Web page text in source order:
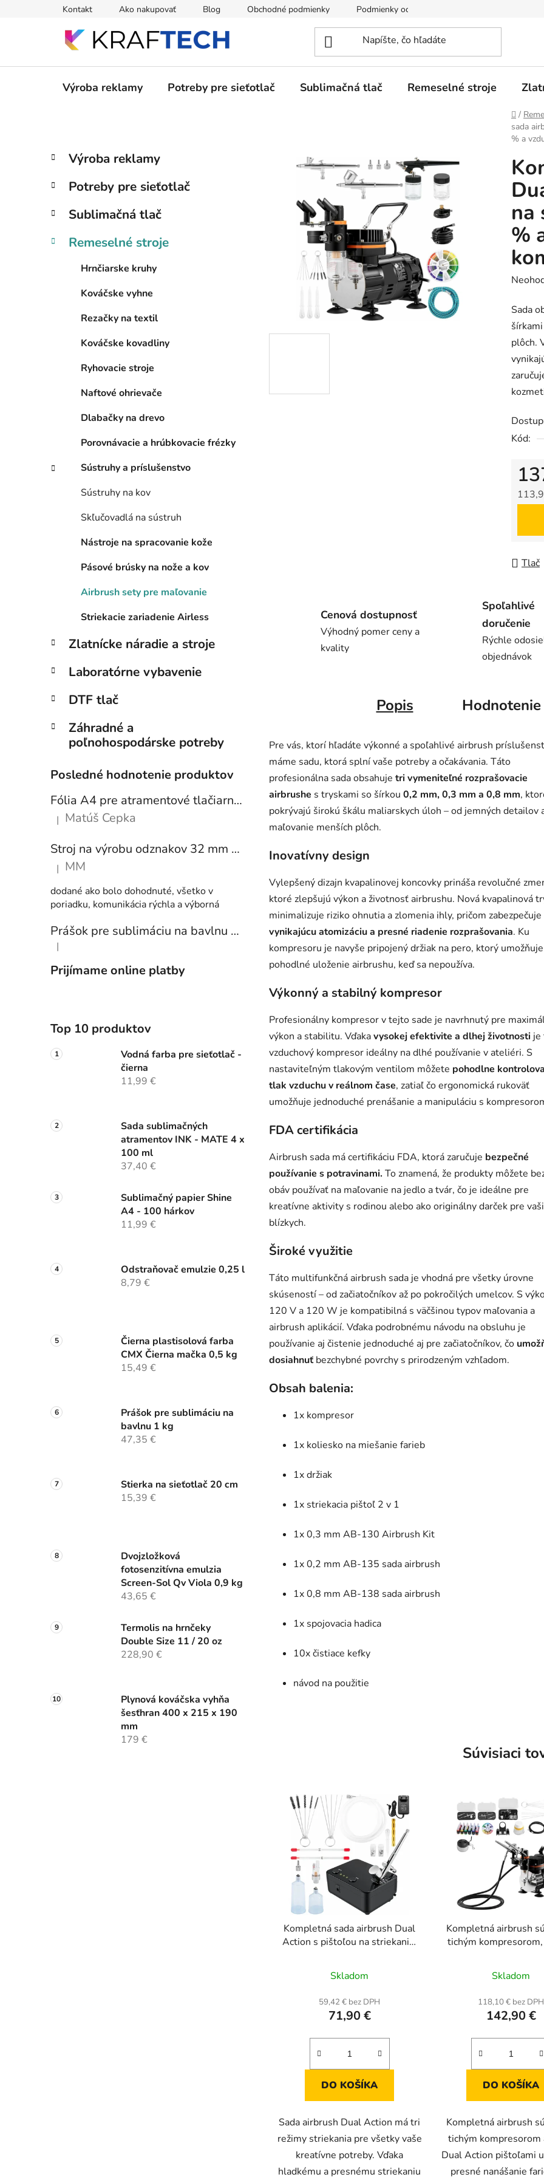
Kontakt Ako nakupovať Blog Obchodné podmienky Podmienky ochrany osobných údajov
Výroba reklamy Potreby pre sieťotlač Sublimačná tlač Remeselné stroje
Domov
/
sada
% a
B
č
ý
a
Preskočiť
kategórie
K
a
e
ó
i
Výroba reklamy
Potreby pre sieťotlač
Sublimačná tlač
Remeselné stroje
Hrnčiarske kruhy
Kováčske vyhne
Rezačky na textil
Kováčske kovadliny
Ryhovacie stroje
Naftové ohrievače
Dlabačky na drevo
Porovnávacie a hrúbkovacie frézky
Sústruhy a príslušenstvo
Sústruhy na kov
Skľučovadlá na sústruh
Nástroje na spracovanie kože
Pásové brúsky na nože a kov
Airbrush sety pre maľovanie
Striekacie zariadenie Airless
Zlatnícke náradie a stroje
Laboratórne vybavenie
DTF tlač
Záhradné a
poľnohospodárske potreby
Posledné hodnotenie produktov
Fólia A4 pre atramentové tlačiarne - sada 10 ks
Hodnotenie produktu je 5 z 5 hviezdičiek.
| Matúš Cepka
Stroj na výrobu odznakov 32 mm a 58 mm + 250 ks odznakov
Hodnotenie produktu je 5 z 5 hviezdičiek.
| MM
dodané ako bolo dohodnuté, všetko v
poriadku, komunikácia rýchla a výborná
Prášok pre sublimáciu na bavlnu 1 kg
Hodnotenie produktu je 5 z 5 hviezdičiek.
|
Prijímame online platby
Top 10 produktov
Vodná farba pre sieťotlač -
čierna
11,99 €
Sada sublimačných
atramentov INK - MATE 4 x
100 ml
37,40 €
Sublimačný papier Shine
A4 - 100 hárkov
11,99 €
Odstraňovač emulzie 0,25 l
8,79 €
Čierna plastisolová farba
CMX Čierna mačka 0,5 kg
15,49 €
Prášok pre sublimáciu na
bavlnu 1 kg
47,35 €
Stierka na sieťotlač 20 cm
15,39 €
Dvojzložková
fotosenzitívna emulzia
Screen-Sol Qv Viola 0,9 kg
43,65 €
Termolis na hrnčeky
Double Size 11 / 20 oz
228,90 €
Plynová kováčska vyhňa
šesťhran 400 x 215 x 190
mm
179 €
na
%
je
0,0
z
5
Sada
plôch.
Kód:
Tlač
Cenová dostupnosť
Výhodný pomer ceny a
kvality
Spoľahlivé
doručenie
Rýchle
objednávok
Popis Hodnotenie
Pre vás, ktorí hľadáte výkonné a spoľahlivé airbrush
máme sadu, ktorá splní vaše potreby a očakávania. Táto
profesionálna sada obsahuje tri vymeniteľné rozprašovacie
airbrushe s tryskami so šírkou 0,2 mm, 0,3 mm a 0,8 mm,
pokrývajú širokú škálu maliarskych úloh – od jemných detailov
maľovanie menších plôch.
Inovatívny design
Vylepšený dizajn kvapalinovej koncovky prináša revolučné
ktoré zlepšujú výkon a životnosť airbrushu. Nová kvapalinová
minimalizuje riziko ohnutia a zlomenia ihly, pričom zabezpečuje
vynikajúcu atomizáciu a presné riadenie rozprašovania. Ku
kompresoru je navyše pripojený držiak na pero, ktorý umožňuje
pohodlné uloženie airbrushu, keď sa nepoužíva.
Výkonný a stabilný kompresor
Profesionálny kompresor v tejto sade je navrhnutý pre
výkon a stabilitu. Vďakavysokej efektivite a dlhej životnosti je
vzduchový kompresor ideálny na dlhé používanie v ateliéri. S
nastaviteľným tlakovým ventilom môžete pohodlne
tlak vzduchu v reálnom čase, zatiaľ čo ergonomická rukoväť
umožňuje jednoduché prenášanie a manipuláciu s
FDA certifikácia
Airbrush sada má certifikáciu FDA, ktorá zaručuje bezpečné
používanie s potravinami. To znamená, že produkty môžete
obáv používať na maľovanie na jedlo a tvár, čo je ideálne pre
kreatívne aktivity s rodinou alebo ako originálny darček pre
blízkych.
Široké využitie
Táto multifunkčná airbrush sada je vhodná pre všetky úrovne
skúseností – od začiatočníkov až po pokročilých umelcov. S
120 V a 120 W je kompatibilná s väčšinou typov maľovania a
airbrush aplikácií. Vďaka podrobnému návodu na obsluhu je
používanie aj čistenie jednoduché aj pre začiatočníkov, čo
dosiahnuťbezchybné povrchy s prirodzeným vzhľadom.
Obsah balenia:
1x kompresor
1x koliesko na miešanie farieb
1x držiak
1x striekacia pištoľ 2 v 1
1x 0,3 mm AB-130 Airbrush Kit
1x 0,2 mm AB-135 sada airbrush
1x 0,8 mm AB-138 sada airbrush
1x spojovacia hadica
10x čistiace kefky
návod na použitie
Súvisiaci
Kompletná sada airbrush Dual
Action s pištoľou na striekanie,
kompresorom
Skladom
59,42 € bez DPH
71,90 €
DO KOŠÍKA
Sada airbrush Dual Action má tri
režimy striekania pre všetky vaše
kreatívne potreby. Vďaka
hladkému a presnému striekaniu
Kompletná airbrush
tichým
0,3/0,3/0,35 mm
Skladom
118,10 € bez DPH
142,90 €
DO KOŠÍKA
Kompletná airbrush
tichým kompresorom
Dual Action pištoľami
presné nanášanie